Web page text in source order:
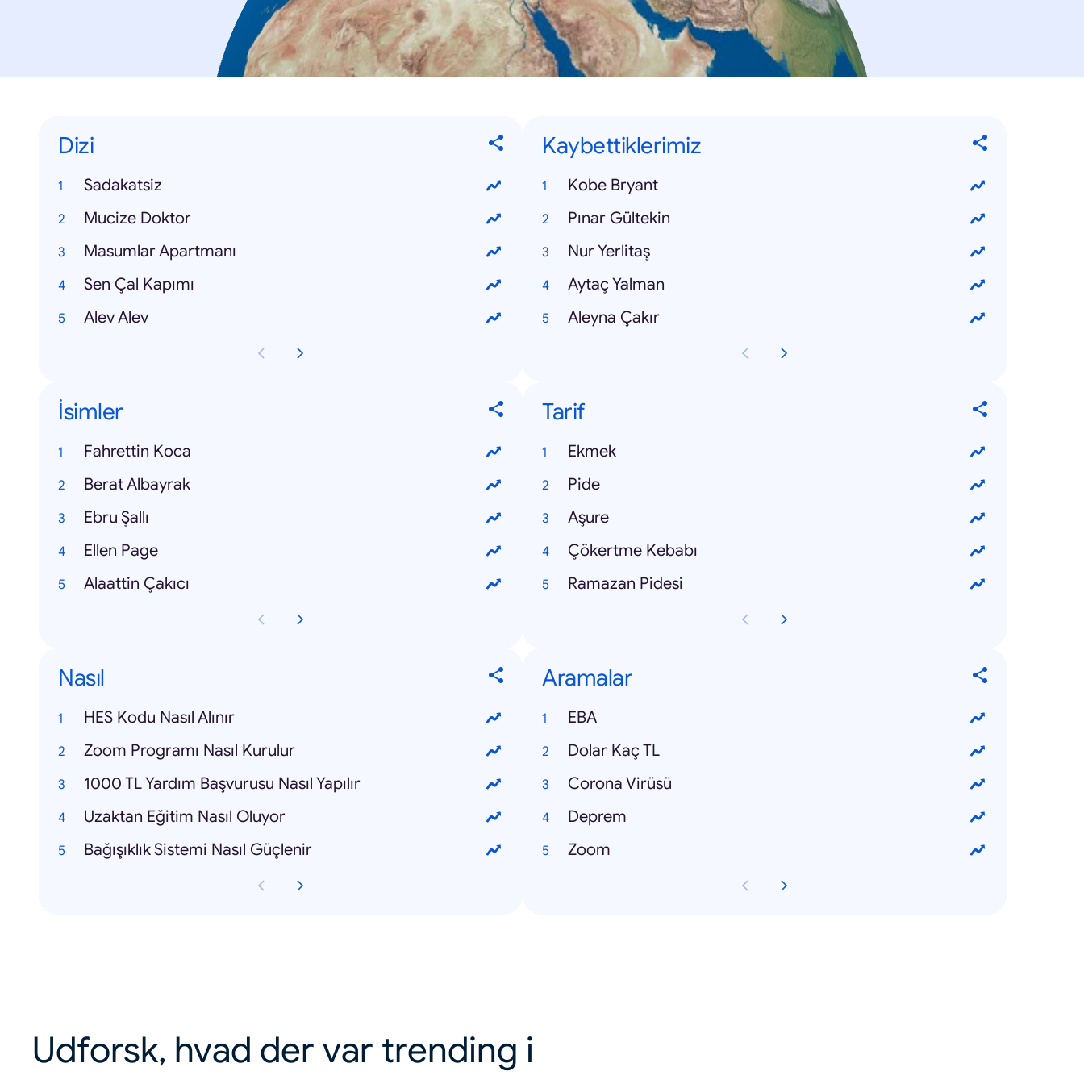
Dizi
Sadakatsiz
Mucize Doktor
Masumlar Apartmanı
Sen Çal Kapımı
Alev Alev
Kaybettiklerimiz
Kobe Bryant
Pınar Gültekin
Nur Yerlitaş
Aytaç Yalman
Aleyna Çakır
İsimler
Fahrettin Koca
Berat Albayrak
Ebru Şallı
Ellen Page
Alaattin Çakıcı
Tarif
Ekmek
Pide
Aşure
Çökertme Kebabı
Ramazan Pidesi
Nasıl
HES Kodu Nasıl Alınır
Zoom Programı Nasıl Kurulur
1000 TL Yardım Başvurusu Nasıl Yapılır
Uzaktan Eğitim Nasıl Oluyor
Bağışıklık Sistemi Nasıl Güçlenir
Aramalar
EBA
Dolar Kaç TL
Corona Virüsü
Deprem
Zoom
Udforsk, hvad der var trending i